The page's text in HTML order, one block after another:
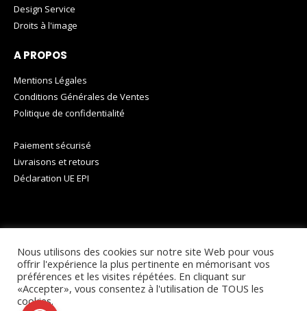
Design Service
Droits à l'image
A PROPOS
Mentions Légales
Conditions Générales de Ventes
Politique de confidentialité
Paiement sécurisé
Livraisons et retours
Déclaration UE EPI
Copyright © 2023 -SolutionsDuWeb.fr- Tous Droits Réservés.
Nous utilisons des cookies sur notre site Web pour vous
offrir l'expérience la plus pertinente en mémorisant vos
préférences et les visites répétées. En cliquant sur
«Accepter», vous consentez à l'utilisation de TOUS les
cookies.